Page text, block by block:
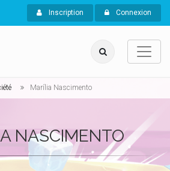
Inscription Connexion
Marília Nascimento
NASCIMENTO